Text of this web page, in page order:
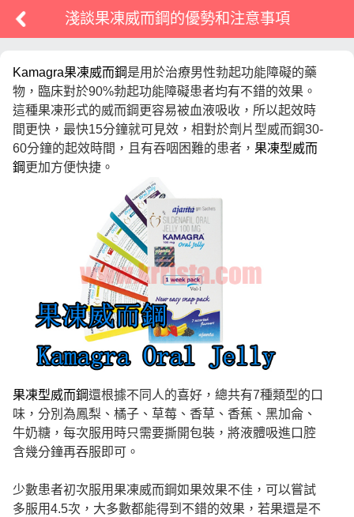
淺談果凍威而鋼的優勢和注意事項
Kamagra果凍威而鋼是用於治療男性勃起功能障礙的藥
物，臨床對於90%勃起功能障礙患者均有不錯的效果。
這種果凍形式的威而鋼更容易被血液吸收，所以起效時
間更快，最快15分鐘就可見效，相對於劑片型威而鋼30-
60分鐘的起效時間，且有吞咽困難的患者， 果凍型威而
鋼 更加方便快捷。
果凍型威而鋼還根據不同人的喜好，總共有7種類型的口
味，分別為鳳梨、橘子、草莓、香草、香蕉、黑加侖、
牛奶糖，每次服用時只需要撕開包裝，將液體吸進口腔
含幾分鐘再吞服即可。
少數患者初次服用果凍威而鋼如果效果不佳，可以嘗試
多服用4.5次，大多數都能得到不錯的效果，若果還是不